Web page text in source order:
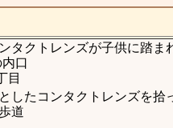
タクトレンズが子供に踏ま
口
目
したコンタクトレンズを拾
道